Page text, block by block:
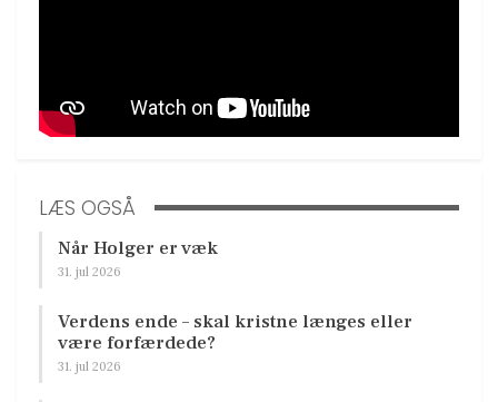
LÆS OGSÅ
Når Holger er væk
31. jul 2026
Verdens ende – skal kristne længes eller
være forfærdede?
31. jul 2026